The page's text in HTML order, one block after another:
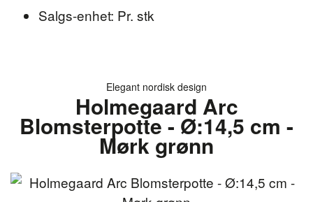
Salgs-enhet: Pr. stk
Elegant nordisk design
Holmegaard Arc
Blomsterpotte - Ø:14,5 cm -
Mørk grønn